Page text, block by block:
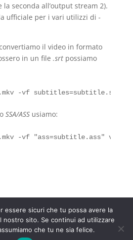
la seconda all’output stream 2).
ufficiale per i vari utilizzi di -
il video in formato
in un file .srtpossiamo
SSA/ASSusiamo:
Themes | Sviluppato da
essere sicuri che tu possa avere la
nostro sito. Se continui ad utilizzare
che tu ne sia felice.